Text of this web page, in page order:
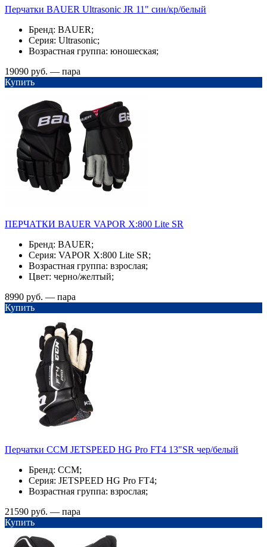
Перчатки BAUER Ultrasonic JR 11" син/кр/белый
Бренд: BAUER;
Серия: Ultrasonic;
Возрастная группа: юношеская;
19090 руб. — пара
Купить
ПЕРЧАТКИ BAUER VAPOR X:800 Lite SR
Бренд: BAUER;
Серия: VAPOR X:800 Lite SR;
Возрастная группа: взрослая;
Цвет: черно/желтый;
8990 руб. — пара
Купить
Перчатки ССМ JETSPEED HG Pro FT4 13"SR чер/белый
Бренд: CCM;
Серия: JETSPEED HG Pro FT4;
Возрастная группа: взрослая;
21590 руб. — пара
Купить